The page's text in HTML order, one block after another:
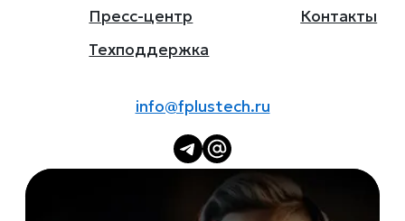
Пресс-центр
Контакты
Техподдержка
info@fplustech.ru